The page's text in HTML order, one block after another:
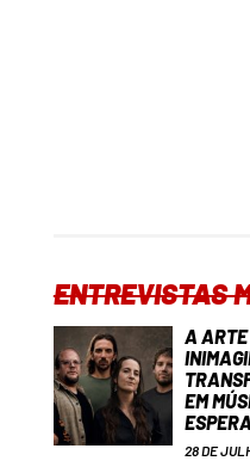
ENTREVISTAS
A ARTE
EM
28 DE